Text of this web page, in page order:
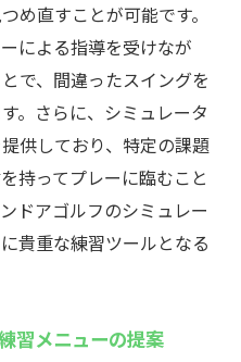
め直すことが可能です。
による指導を受けなが
で、間違ったスイングを
。さらに、シミュレータ
供しており、特定の課題
持ってプレーに臨むこと
ドアゴルフのシミュレー
貴重な練習ツールとなる
習メニューの提案